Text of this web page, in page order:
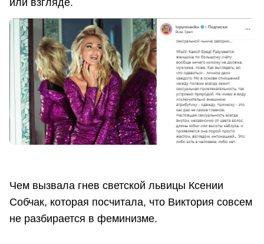
Чем вызвала гнев светской львицы Ксении
Собчак, которая посчитала, что Виктория совсем
не разбирается в феминизме.